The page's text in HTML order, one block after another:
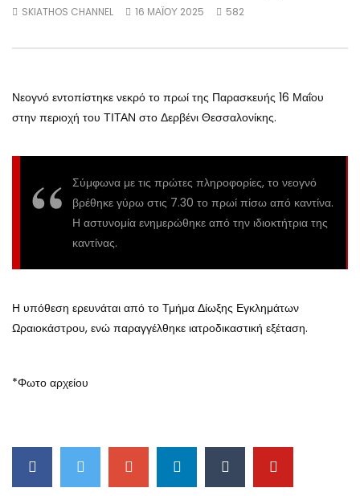
SKIATHOS CHANNEL 16 ΜΑΪΟΥ 2025 582
Νεογνό εντοπίστηκε νεκρό το πρωί της Παρασκευής 16 Μαΐου
στην περιοχή του ΤΙΤΑΝ στο Δερβένι Θεσσαλονίκης.
Σύμφωνα με τις πρώτες πληροφορίες, το νεογνό
βρέθηκε γύρω στις 7.30 το πρωί πίσω από καντίνα.
Η αστυνομία ενημερώθηκε από την ιδιοκτήτρια της
καντίνας.
Η υπόθεση ερευνάται από το Τμήμα Δίωξης Εγκλημάτων
Ωραιοκάστρου, ενώ παραγγέλθηκε ιατροδικαστική εξέταση.
*Φωτο αρχείου